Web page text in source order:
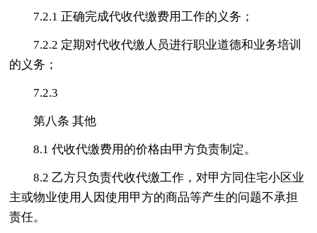
7.2.1 正确完成代收代缴费用工作的义务；
7.2.2 定期对代收代缴人员进行职业道德和业务培训
的义务；
7.2.3
第八条 其他
8.1 代收代缴费用的价格由甲方负责制定。
8.2 乙方只负责代收代缴工作，对甲方同住宅小区业
主或物业使用人因使用甲方的商品等产生的问题不承担
责任。